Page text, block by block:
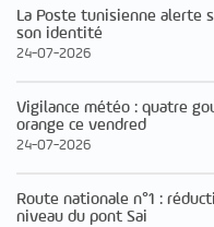
La Poste tunisienne alerte
son identité
24-07-2026
Vigilance météo : quatre
orange ce vendred
24-07-2026
Route nationale n°1 :
niveau du pont Sai